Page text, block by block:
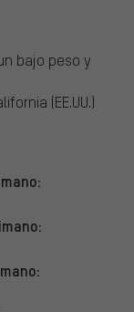
bajo peso y
(EE.UU.)